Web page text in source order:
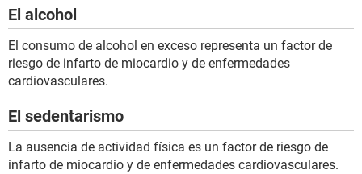
El alcohol
El consumo de alcohol en exceso representa un factor de
riesgo de infarto de miocardio y de enfermedades
cardiovasculares.
El sedentarismo
La ausencia de actividad física es un factor de riesgo de
infarto de miocardio y de enfermedades cardiovasculares.